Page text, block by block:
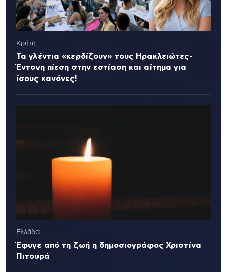
Κρήτη
Τα γλέντια «κερδίζουν» τους Ηρακλειώτες-
Έντονη πίεση στην εστίαση και αίτημα για
ίσους κανόνες!
Ελλάδα
Έφυγε από τη ζωή η δημοσιογράφος Χριστίνα
Πιτουρά